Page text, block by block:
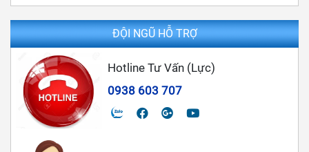
Analog
Camera Analog là gì? Ưu điểm và nhược
điểm của camera Analog
Chọn Lắp Đặt Camera Nào Tốt Cho Gia
ĐỘI NGŨ HỖ TRỢ
Hotline Tư Vấn (Lực)
0938 603 707